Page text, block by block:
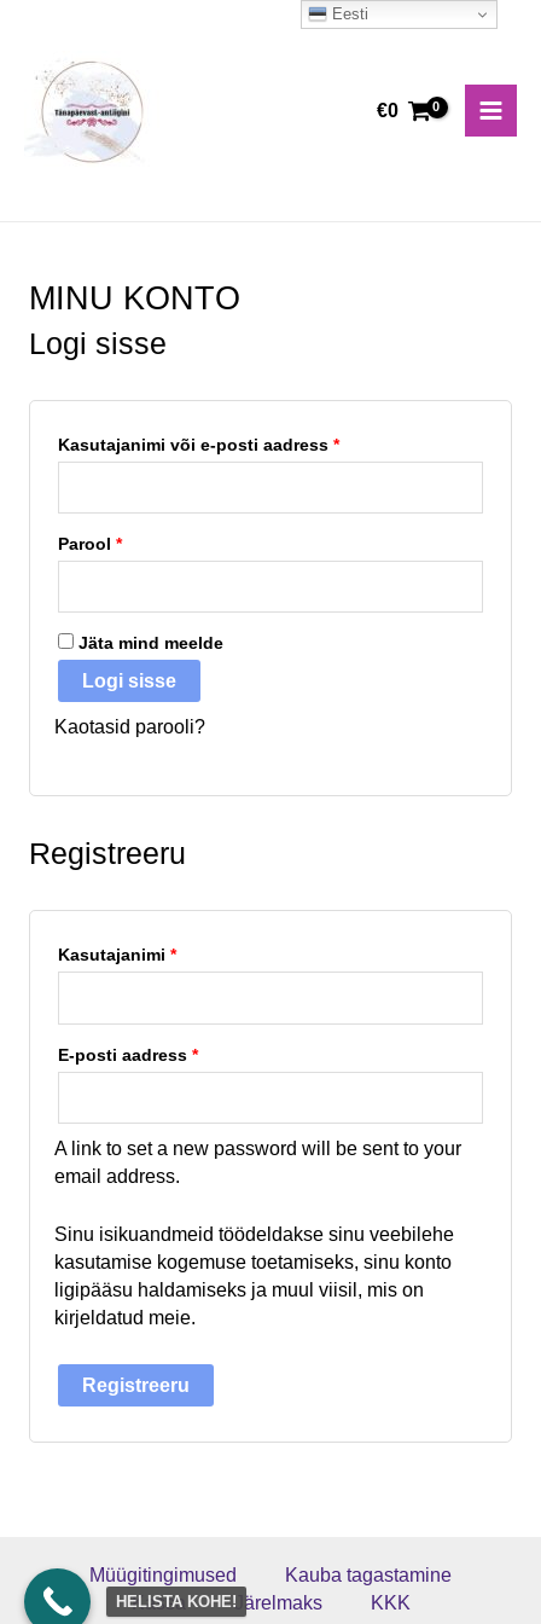
content
€0
Main
MINU KONTO
Logi sisse
Kasutajanimi või e-posti aadress *
Parool *
Jäta mind meelde
Logi sisse
Kaotasid parooli?
Registreeru
Kasutajanimi *
E-posti aadress *
A link to set a new password will be sent to your
email address.
Sinu isikuandmeid töödeldakse sinu veebilehe
kasutamise kogemuse toetamiseks, sinu konto
ligipääsu haldamiseks ja muul viisil, mis on
kirjeldatud meie.
Registreeru
Müügitingimused
Kauba tagastamine
Kassa
Järelmaks KKK
Eesti
HELISTA KOHE!